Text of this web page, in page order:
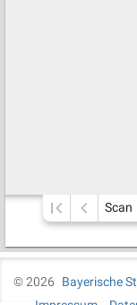
Scan
©2026
Bayerische